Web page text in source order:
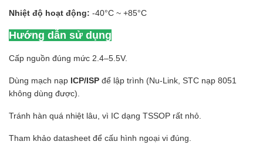
Nhiệt độ hoạt động: -40°C ~ +85°C
Hướng dẫn sử dụng
Cấp nguồn đúng mức 2.4–5.5V.
Dùng mạch nạp ICP/ISP để lập trình (Nu-Link, STC nạp 8051
không dùng được).
Tránh hàn quá nhiệt lâu, vì IC dạng TSSOP rất nhỏ.
Tham khảo datasheet để cấu hình ngoại vi đúng.